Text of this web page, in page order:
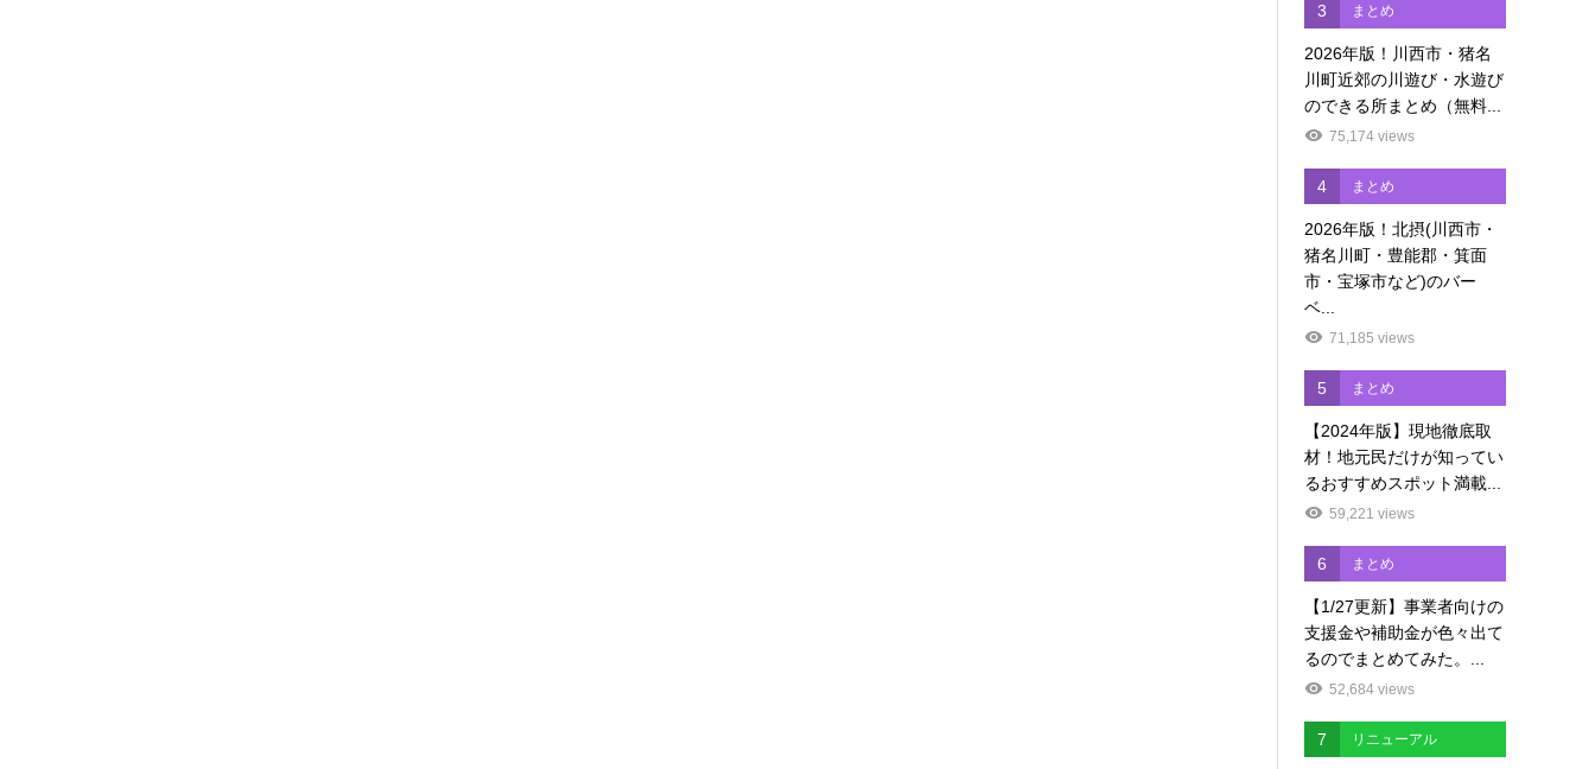
3 まとめ
2026年版！川西市・猪名
川町近郊の川遊び・水遊び
のできる所まとめ（無料...
75,174 views
4 まとめ
2026年版！北摂(川西市・
猪名川町・豊能郡・箕面
市・宝塚市など)のバー
ベ...
71,185 views
5 まとめ
【2024年版】現地徹底取
材！地元民だけが知ってい
るおすすめスポット満載...
59,221 views
6 まとめ
【1/27更新】事業者向けの
支援金や補助金が色々出て
るのでまとめてみた。...
52,684 views
7 リニューアル